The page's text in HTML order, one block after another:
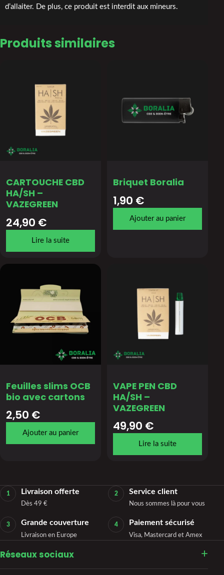
d’allaiter. De plus, ce produit est interdit aux mineurs.
Produits similaires
CARTOUCHE CBD
HA/SH –
VAZEGREEN
24,90 €
Lire la suite
Briquet Boralia
1,90 €
Ajouter au panier
Feuilles slims OCB
bio avec cartons
2,50 €
Ajouter au panier
VAPE PEN CBD
HA/SH –
VAZEGREEN
49,90 €
Lire la suite
1 Livraison offerte
Dès 49 €
2 Service client
Nous sommes là pour vous
3 Grande couverture
Livraison en Europe
4 Paiement sécurisé
Visa, Mastercard et Amex
Réseaux sociaux